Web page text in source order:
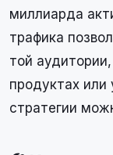
миллиарда
трафика
той
продуктах
стратегии